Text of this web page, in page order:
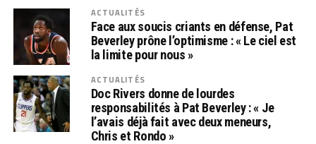
ACTUALITÉS
Face aux soucis criants en défense, Pat
Beverley prône l’optimisme : « Le ciel est
la limite pour nous »
ACTUALITÉS
Doc Rivers donne de lourdes
responsabilités à Pat Beverley : « Je
l’avais déjà fait avec deux meneurs,
Chris et Rondo »